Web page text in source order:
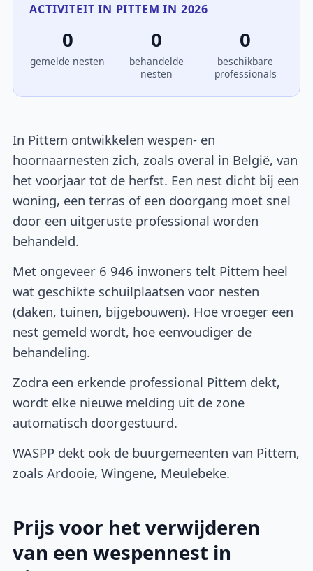
ACTIVITEIT IN PITTEM IN 2026
0
gemelde nesten
0
behandelde
nesten
0
beschikbare
professionals
In Pittem ontwikkelen wespen- en
hoornaarnesten zich, zoals overal in België, van
het voorjaar tot de herfst. Een nest dicht bij een
woning, een terras of een doorgang moet snel
door een uitgeruste professional worden
behandeld.
Met ongeveer 6 946 inwoners telt Pittem heel
wat geschikte schuilplaatsen voor nesten
(daken, tuinen, bijgebouwen). Hoe vroeger een
nest gemeld wordt, hoe eenvoudiger de
behandeling.
Zodra een erkende professional Pittem dekt,
wordt elke nieuwe melding uit de zone
automatisch doorgestuurd.
WASPP dekt ook de buurgemeenten van Pittem,
zoals Ardooie, Wingene, Meulebeke.
Prijs voor het verwijderen
van een wespennest in